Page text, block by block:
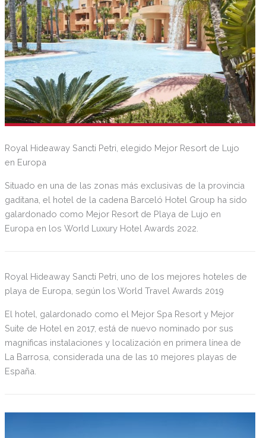
Royal Hideaway Sancti Petri, elegido Mejor Resort de Lujo
en Europa
Situado en una de las zonas más exclusivas de la provincia
gaditana, el hotel de la cadena Barceló Hotel Group ha sido
galardonado como Mejor Resort de Playa de Lujo en
Europa en los World Luxury Hotel Awards 2022.
Royal Hideaway Sancti Petri, uno de los mejores hoteles de
playa de Europa, según los World Travel Awards 2019
El hotel, galardonado como el Mejor Spa Resort y Mejor
Suite de Hotel en 2017, está de nuevo nominado por sus
magníficas instalaciones y localización en primera línea de
La Barrosa, considerada una de las 10 mejores playas de
España.